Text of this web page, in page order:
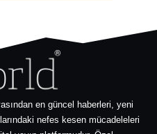
en güncel haberleri, yeni
nefes kesen mücadeleleri